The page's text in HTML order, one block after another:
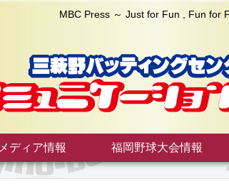
MBC Press ～ Just for Fun , Fun for
メディア情報 福岡野球大会情報